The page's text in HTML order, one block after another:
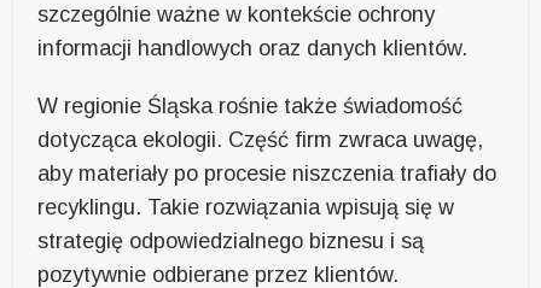
szczególnie ważne w kontekście ochrony
informacji handlowych oraz danych klientów.
W regionie Śląska rośnie także świadomość
dotycząca ekologii. Część firm zwraca uwagę,
aby materiały po procesie niszczenia trafiały do
recyklingu. Takie rozwiązania wpisują się w
strategię odpowiedzialnego biznesu i są
pozytywnie odbierane przez klientów.